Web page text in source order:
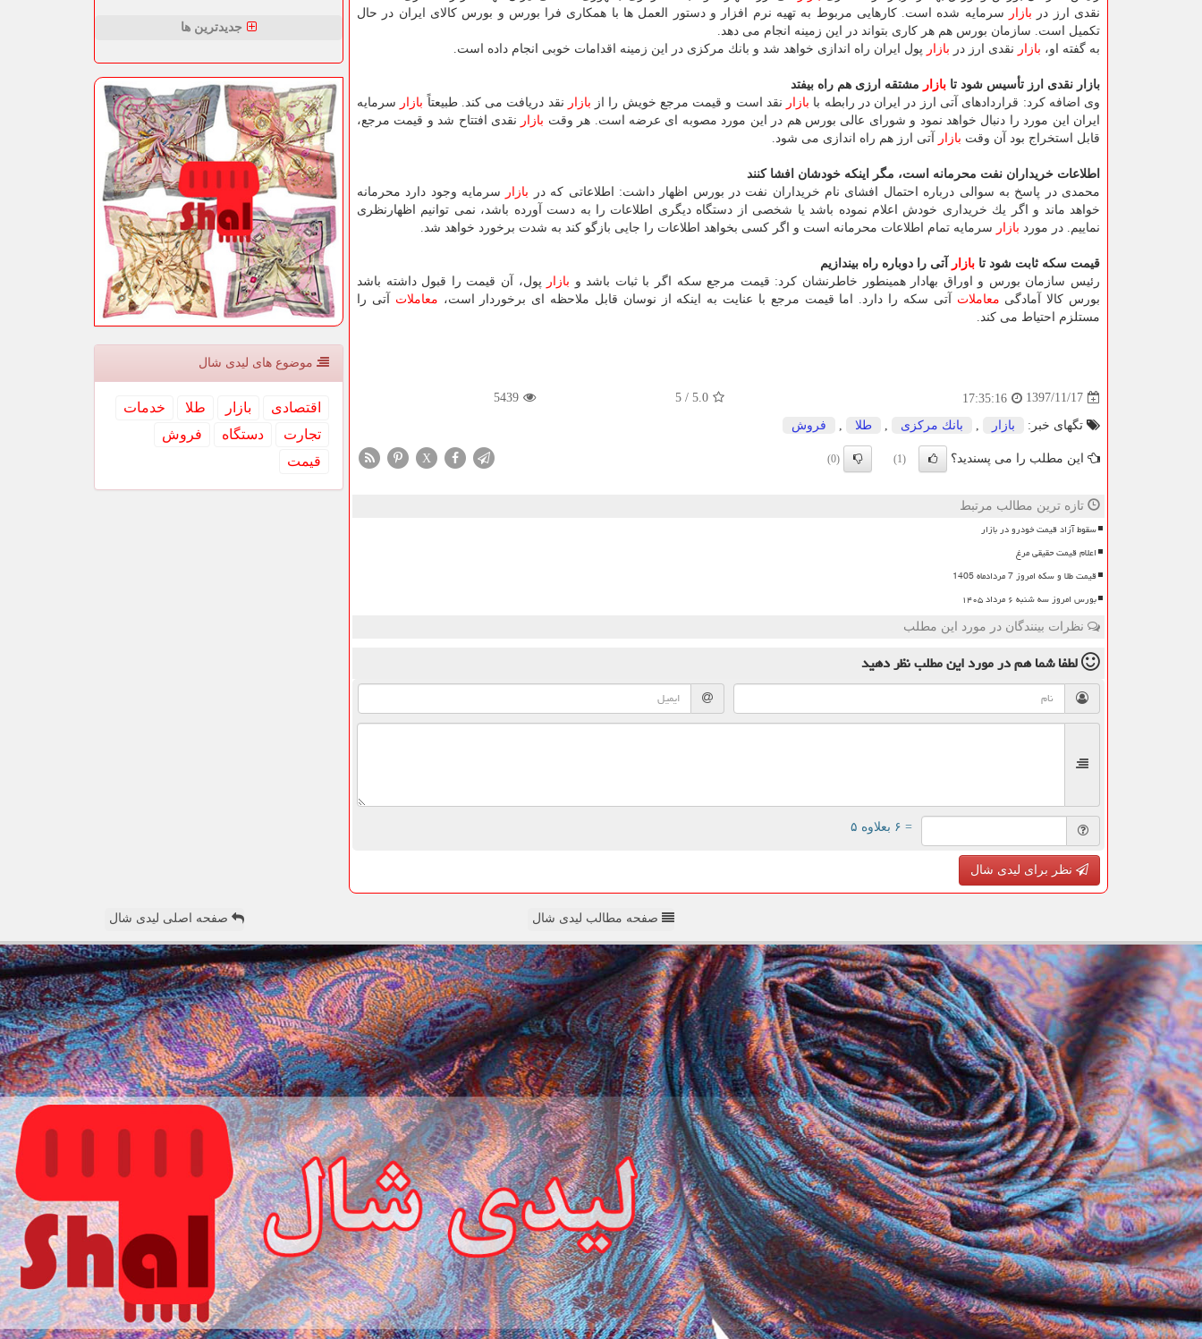
نقدی ارز در بازار
سرمایه شده است. كارهایی مربوط به تهیه نرم افزار و دستور العمل ها با همكاری فرا بورس و بورس كالای ایران در حال
تكمیل است. سازمان بورس هم هر كاری بتواند در این زمینه انجام می دهد.
به گفته او، بازار نقدی ارز در بازار پول ایران راه اندازی خواهد شد و بانك مركزی در این زمینه اقدامات خوبی انجام داده است.
بازار نقدی ارز تأسیس شود تا بازار مشتقه ارزی هم راه بیفتد
وی اضافه كرد: قراردادهای آتی ارز در ایران در رابطه با بازار نقد است و قیمت مرجع خویش را از بازار نقد دریافت می كند. طبیعتاً بازار سرمایه
ایران این مورد را دنبال خواهد نمود و شورای عالی بورس هم در این مورد مصوبه ای عرضه است. هر وقت بازار نقدی افتتاح شد و قیمت مرجع،
قابل استخراج بود آن وقت بازار آتی ارز هم راه اندازی می شود.
اطلاعات خریداران نفت محرمانه است، مگر اینكه خودشان افشا كنند
محمدی در پاسخ به سوالی درباره احتمال افشای نام خریداران نفت در بورس اظهار داشت: اطلاعاتی كه در بازار
سرمایه وجود دارد محرمانه
خواهد ماند و اگر یك خریداری خودش اعلام نموده باشد یا شخصی از دستگاه دیگری اطلاعات را به دست آورده باشد، نمی توانیم اظهارنظری
نماییم. در مورد بازار سرمایه تمام اطلاعات محرمانه است و اگر كسی بخواهد اطلاعات را جایی بازگو كند به شدت برخورد خواهد شد.
قیمت سكه ثابت شود تا بازار
آتی را دوباره راه بیندازیم
رئیس سازمان بورس و اوراق بهادار همینطور خاطرنشان كرد: قیمت مرجع سكه اگر با ثبات باشد و بازار
پول، آن قیمت را قبول داشته باشد
بورس كالا آمادگی معاملات آتی سكه را دارد. اما قیمت مرجع با عنایت به اینكه از نوسان قابل ملاحظه ای برخوردار است، معاملات آتی را
مستلزم احتیاط می كند.
1397/11/17
17:35:16
5.0
/
5
5439
تگهای خبر: بازار بانك مركزی طلا فروش
این مطلب را می پسندید؟ (1)
(0)
X
تازه ترین مطالب مرتبط
سقوط آزاد قیمت خودرو در بازار
اعلام قیمت حقیقی مرغ
قیمت طلا و سکه امروز 7 مردادماه 1405
بورس امروز سه شنبه ۶ مرداد ۱۴۰۵
نظرات بینندگان در مورد این مطلب
لطفا شما همدر مورد این مطلبنظر دهید
= ۶ بعلاوه ۵
نظر برای لیدی شال
جدیدترین ها
موضوع های لیدی شال
اقتصادی بازار طلا
خدمات
تجارت
دستگاه
فروش
قیمت
صفحه مطالب لیدی شال صفحه اصلی لیدی شال